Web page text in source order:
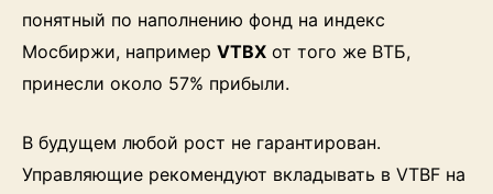
понятный по наполнению фонд на индекс
Мосбиржи, например VTBX от того же ВТБ,
принесли около 57% прибыли.
В будущем любой рост не гарантирован.
Управляющие рекомендуют вкладывать в VTBF на